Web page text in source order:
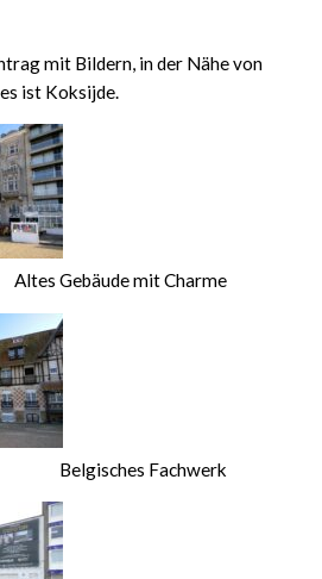
mit Bildern, in der Nähe von
ist Koksijde.
Altes Gebäude mit Charme
Belgisches Fachwerk